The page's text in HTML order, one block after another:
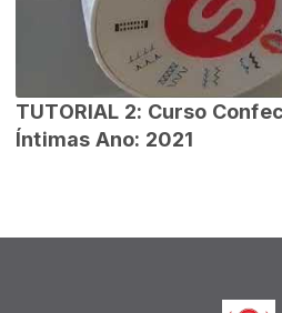
TUTORIAL 2: Curso
Íntimas Ano: 2021